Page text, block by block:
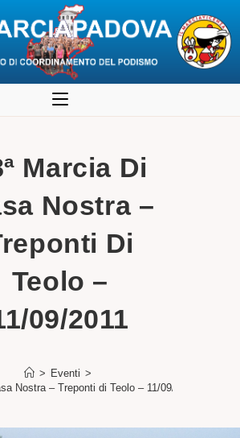
Marcia Di
Nostra –
Di
Teolo –
09/2011
> Eventi >
Nostra – Treponti di Teolo – 11/09/2011